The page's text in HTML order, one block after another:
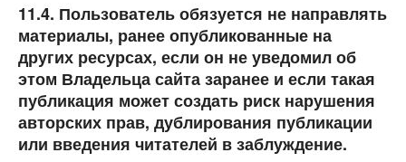
11.4. Пользователь обязуется не направлять
материалы, ранее опубликованные на
других ресурсах, если он не уведомил об
этом Владельца сайта заранее и если такая
публикация может создать риск нарушения
авторских прав, дублирования публикации
или введения читателей в заблуждение.